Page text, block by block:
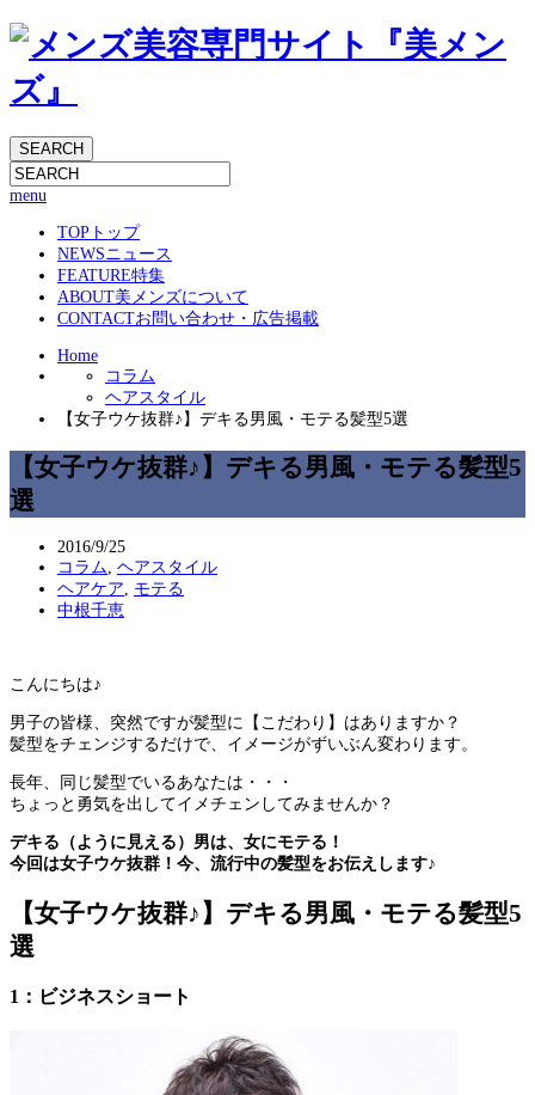
menu
TOP トップ
NEWSニュース
FEATURE特集
ABOUT美メンズについて
CONTACTお問い合わせ・広告掲載
Home
コラム
ヘアスタイル
【女子ウケ抜群♪】デキる男風・モテる髪型5選
【女子ウケ抜群♪】デキる男風・モテる髪型5
選
2016/9/25
コラム, ヘアスタイル
ヘアケア, モテる
中根千恵
こんにちは♪
男子の皆様、突然ですが髪型に【こだわり】はありますか？
髪型をチェンジするだけで、イメージがずいぶん変わります。
長年、同じ髪型でいるあなたは・・・
ちょっと勇気を出してイメチェンしてみませんか？
デキる（ように見える）男は、女にモテる！
今回は女子ウケ抜群！今、流行中の髪型をお伝えします♪
【女子ウケ抜群♪】デキる男風・モテる髪型5
選
1：ビジネスショート